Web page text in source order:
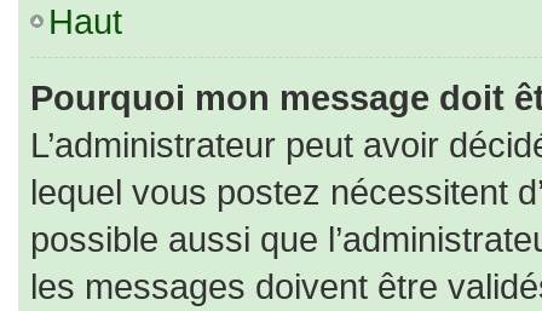
Haut
Pourquoi mon message doit
L’administrateur peut avoir
lequel vous postez nécessitent
possible aussi que
les messages doivent être